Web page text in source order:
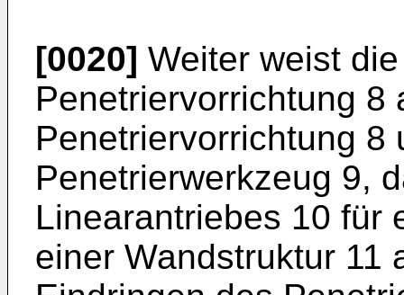
[0020] Weiter weist
Penetriervorrichtung 8
Penetriervorrichtung 8
Penetrierwerkzeug 9,
Linearantriebes 10 für
einer Wandstruktur 11